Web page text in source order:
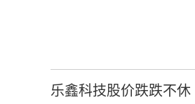
乐鑫科技股价跌跌不